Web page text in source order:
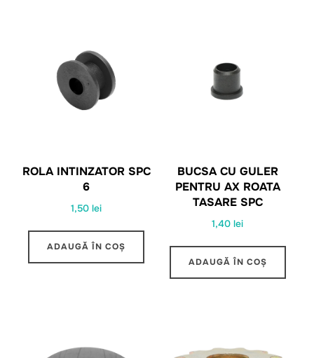
ROLA INTINZATOR SPC
6
1,50lei
ADAUGĂ ÎN COȘ
BUCSA CU GULER
PENTRU AX ROATA
TASARE SPC
1,40lei
ADAUGĂ ÎN COȘ